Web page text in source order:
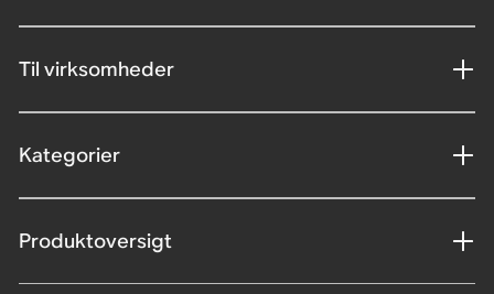
Til virksomheder
Kategorier
Produktoversigt